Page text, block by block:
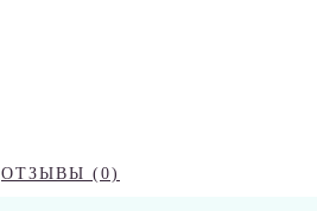
ОТЗЫВЫ (0)